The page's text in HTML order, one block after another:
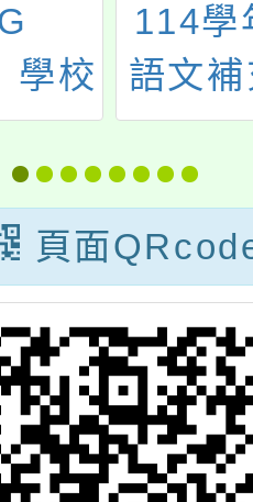
學校
法人
園暑
114學
語文
文及
計徵
頁面